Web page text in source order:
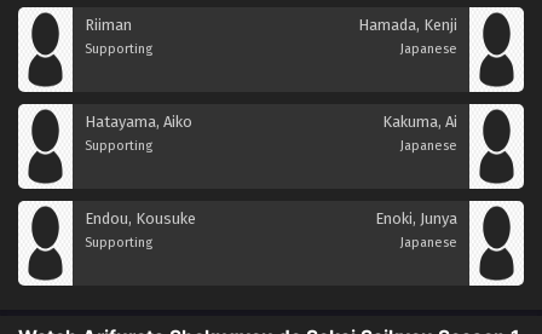
Riiman
Supporting
Hamada, Kenji
Japanese
Hatayama, Aiko
Supporting
Kakuma, Ai
Japanese
Endou, Kousuke
Supporting
Enoki, Junya
Japanese